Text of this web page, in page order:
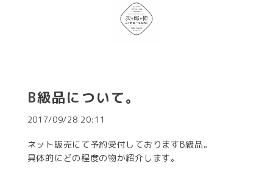
B級品について。
2017/09/28 20:11
ネット販売にて予約受付しておりますB級品。
具体的にどの程度の物か紹介します。